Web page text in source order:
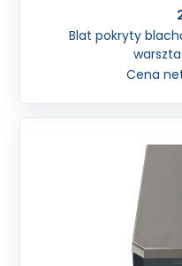
Blat pokryty
Cena